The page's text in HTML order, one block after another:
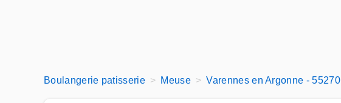
Boulangerie patisserie Meuse Varennes en Argonne - 55270